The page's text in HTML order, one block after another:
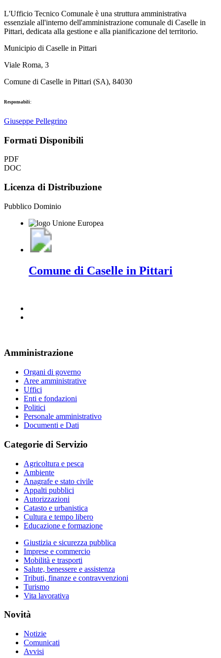
L'Ufficio Tecnico Comunale è una struttura amministrativa
essenziale all'interno dell'amministrazione comunale di Caselle in
Pittari, dedicata alla gestione e alla pianificazione del territorio.
Municipio di Caselle in Pittari
Viale Roma, 3
Comune di Caselle in Pittari (SA), 84030
Responsabili:
Giuseppe Pellegrino
Formati Disponibili
PDF
DOC
Licenza di Distribuzione
Pubblico Dominio
Comune di Caselle in Pittari
Amministrazione
Organi di governo
Aree amministrative
Uffici
Enti e fondazioni
Politici
Personale amministrativo
Documenti e Dati
Categorie di Servizio
Agricoltura e pesca
Ambiente
Anagrafe e stato civile
Appalti pubblici
Autorizzazioni
Catasto e urbanistica
Cultura e tempo libero
Educazione e formazione
Giustizia e sicurezza pubblica
Imprese e commercio
Mobilità e trasporti
Salute, benessere e assistenza
Tributi, finanze e contravvenzioni
Turismo
Vita lavorativa
Novità
Notizie
Comunicati
Avvisi